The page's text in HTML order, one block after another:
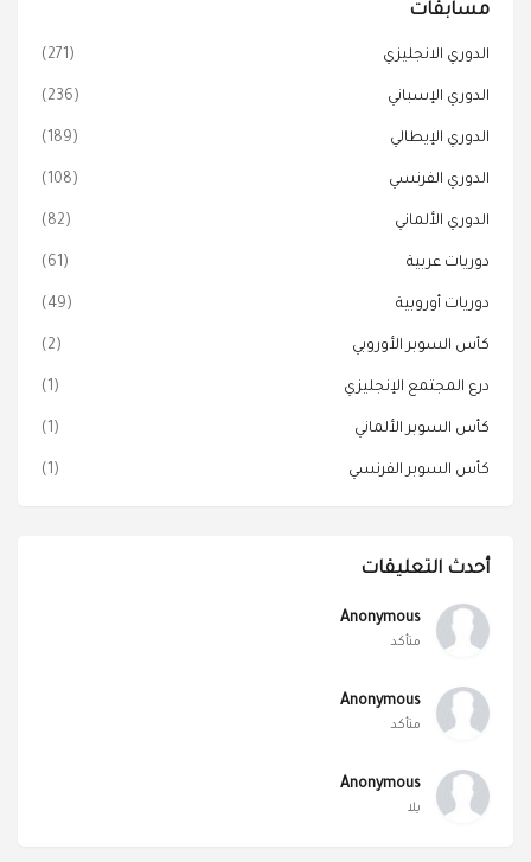
مسابقات
الدوري الانجليزي (271)
الدوري الإسباني (236)
الدوري الإيطالي (189)
الدوري الفرنسي (108)
الدوري الألماني (82)
دوريات عربية (61)
دوريات أوروبية (49)
كأس السوبر الأوروبي (2)
درع المجتمع الإنجليزي (1)
كأس السوبر الألماني (1)
كأس السوبر الفرنسي (1)
أحدث التعليقات
Anonymous
متأكد
Anonymous
متأكد
Anonymous
يلا